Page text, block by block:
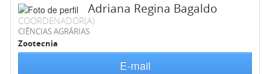
Adriana Regina Bagaldo
COORDENADOR(A)
CIÊNCIAS AGRÁRIAS
Zootecnia
E-mail